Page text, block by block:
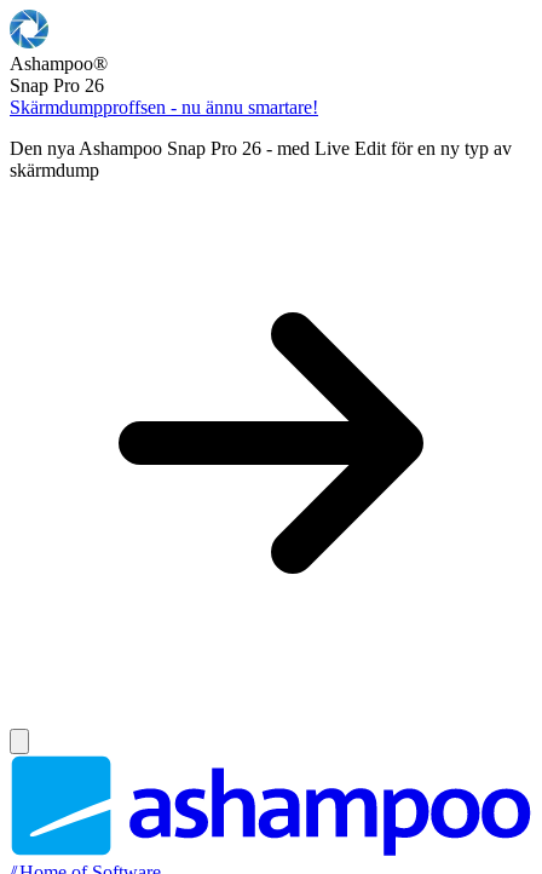
Ashampoo®
Snap Pro 26
Skärmdumpproffsen - nu ännu smartare!
Den nya Ashampoo Snap Pro 26 - med Live Edit för en ny typ av
skärmdump